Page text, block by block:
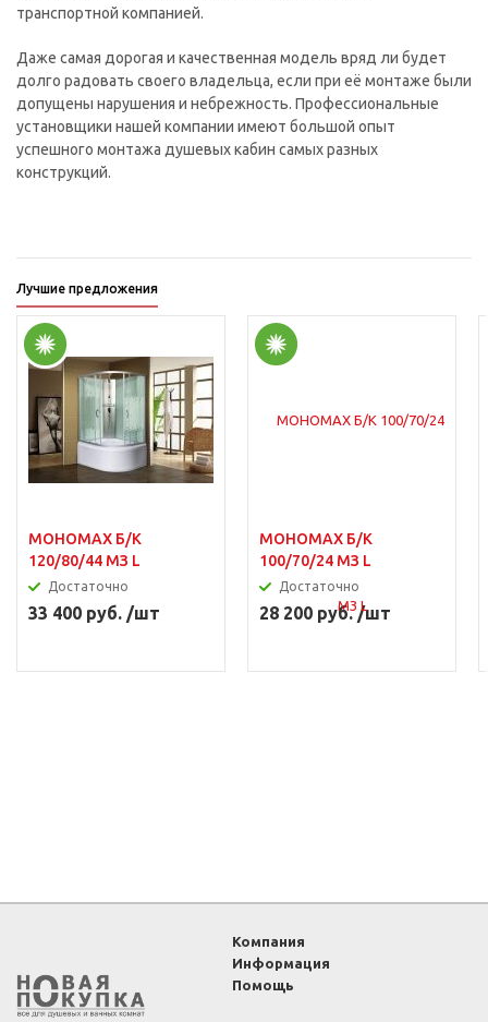
транспортной компанией.
Даже самая дорогая и качественная модель вряд ли будет
долго радовать своего владельца, если при её монтаже были
допущены нарушения и небрежность. Профессиональные
установщики нашей компании имеют большой опыт
успешного монтажа душевых кабин самых разных
конструкций.
Лучшие предложения
МОНОМАХ Б/К
120/80/44 МЗ L
Достаточно
33 400 руб. /шт
МОНОМАХ Б/К
100/70/24 МЗ L
Достаточно
28 200 руб. /шт
Компания
Информация
Помощь